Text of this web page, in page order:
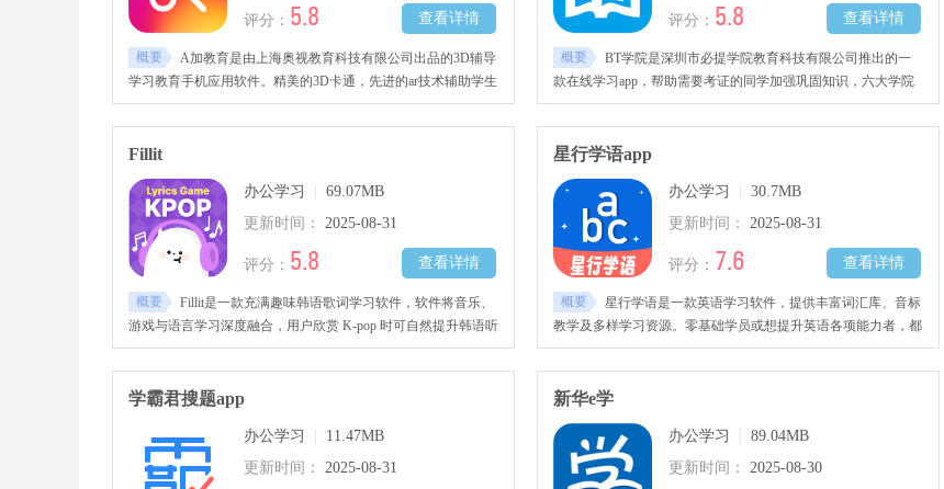
查看详情
评分： 5.8
概要
A加教育是由上海奥视教育科技有限公司出品的3D辅导
学习教育手机应用软件。精美的3D卡通，先进的ar技术辅助学生
沉浸式趣味学习课堂知识，身临其境更容易记忆，名校名师倾力
助阵，全语音细心教学，闯关游戏式学习，稳打稳扎，乐趣无
穷，真正好用懂人心的学习工具，为成绩烦恼的学生和家长都不
查看详情
评分： 5.8
概要
BT学院是深圳市必提学院教育科技有限公司推出的一
款在线学习app，帮助需要考证的同学加强巩固知识，六大学院
针对会计、法律、金融、考研、英语等不同方面，以高效的教
学，保证考试的高通过率。
Fillit
办公学习
69.07MB
更新时间：
2025-08-31
查看详情
评分： 5.8
概要
Fillit是一款充满趣味韩语歌词学习软件，软件将音乐、
游戏与语言学习深度融合，用户欣赏 K-pop 时可自然提升韩语听
力与词汇掌握。软件收录多首热门韩语流行歌曲，用户依音乐节
奏填补歌词空缺，类似节奏游戏，轻松有趣，能锻炼专注力与记
忆力。学习中，用户会习惯韩语发音，提升语感，潜移默化增强
星行学语app
办公学习
30.7MB
更新时间：
2025-08-31
查看详情
评分： 7.6
概要
星行学语是一款英语学习软件，提供丰富词汇库、音标
教学及多样学习资源。零基础学员或想提升英语各项能力者，都
能找到适合课程。软件支持个性化学习路径推荐，结合互动课
堂、每日地道对话及外教课程，帮助用户快速提升英语水平。快
来免费下载星行学语，高效有趣学英语!
学霸君搜题app
办公学习
11.47MB
更新时间：
2025-08-31
新华e学
办公学习
89.04MB
更新时间：
2025-08-30